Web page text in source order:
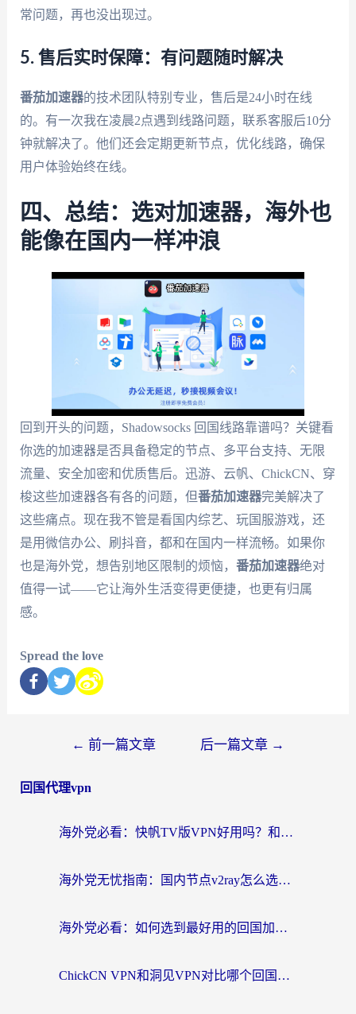
常问题，再也没出现过。
5. 售后实时保障：有问题随时解决
番茄加速器的技术团队特别专业，售后是24小时在线
的。有一次我在凌晨2点遇到线路问题，联系客服后10分
钟就解决了。他们还会定期更新节点，优化线路，确保
用户体验始终在线。
四、总结：选对加速器，海外也
能像在国内一样冲浪
回到开头的问题，Shadowsocks 回国线路靠谱吗？关键看
你选的加速器是否具备稳定的节点、多平台支持、无限
流量、安全加密和优质售后。迅游、云帆、ChickCN、穿
梭这些加速器各有各的问题，但番茄加速器完美解决了
这些痛点。现在我不管是看国内综艺、玩国服游戏，还
是用微信办公、刷抖音，都和在国内一样流畅。如果你
也是海外党，想告别地区限制的烦恼， 番茄加速器绝对
值得一试——它让海外生活变得更便捷，也更有归属
感。
Spread the love
← 前一篇文章 后一篇文章 →
回国代理vpn
海外党必看：快帆TV版VPN好用吗？和快游VPN对比哪个回国效果更好？附实用避坑指南
海外党无忧指南：国内节点v2ray怎么选？一键回国VPN+多场景实测帮你避坑
海外党必看：如何选到最好用的回国加速器？从节点到售后的全维度指南
ChickCN VPN和洞见VPN对比哪个回国效果更好？海外党亲测3款加速器+避坑指南